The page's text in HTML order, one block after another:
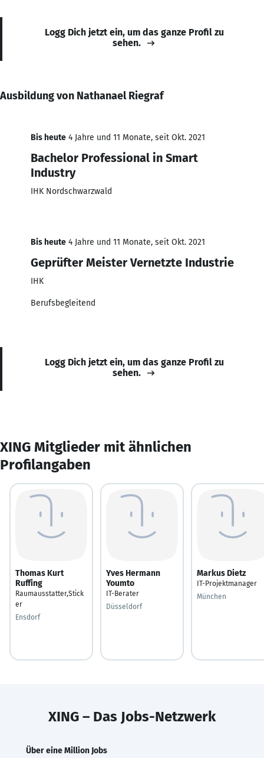
Logg Dich jetzt ein, um das ganze Profil zu
sehen.
Ausbildung von Nathanael Riegraf
Bis heute 4 Jahre und 11 Monate, seit Okt. 2021
Bachelor Professional in Smart
Industry
IHK Nordschwarzwald
Bis heute 4 Jahre und 11 Monate, seit Okt. 2021
Geprüfter Meister Vernetzte Industrie
IHK
Berufsbegleitend
Logg Dich jetzt ein, um das ganze Profil zu
sehen.
XING Mitglieder mit ähnlichen
Profilangaben
Thomas Kurt
Ruffing
Raumausstatter,Stick
er
Ensdorf
Yves Hermann
Youmto
IT-Berater
Düsseldorf
Markus Dietz
IT-Projektmanager
München
XING – Das Jobs-Netzwerk
Über eine Million Jobs